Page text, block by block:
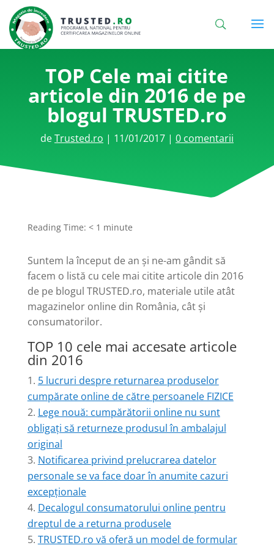
TOP Cele mai citite
articole din 2016 de pe
blogul TRUSTED.ro
deTrusted.ro | 11/01/2017| 0 comentarii
Reading Time: < 1 minute
Suntem la început de an și ne-am gândit să
facem o listă cu cele mai citite articole din 2016
de pe blogul TRUSTED.ro, materiale utile atât
magazinelor online din România, cât și
consumatorilor.
TOP 10 cele mai accesate articole
din 2016
5 lucruri despre returnarea produselor
cumpărate online de către persoanele FIZICE
Lege nouă: cumpărătorii online nu sunt
obligați să returneze produsul în ambalajul
original
Notificarea privind prelucrarea datelor
personale se va face doar în anumite cazuri
excepționale
Decalogul consumatorului online pentru
dreptul de a returna produsele
TRUSTED.ro vă oferă un model de formular